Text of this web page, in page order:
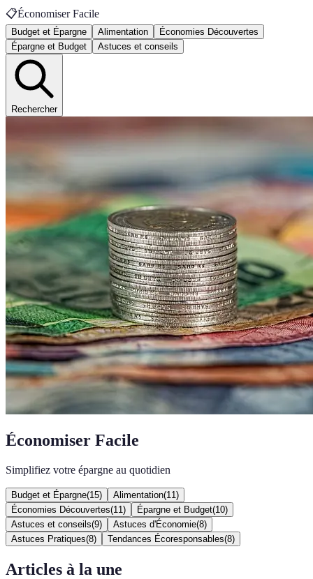
📋Économiser Facile
Budget et Épargne Alimentation
Économies Découvertes
Épargne et Budget
Astuces et conseils
Rechercher
Économiser Facile
Simplifiez votre épargne au quotidien
Budget et Épargne(15) Alimentation(11 )
Économies Découvertes(11 ) Épargne et Budget(10)
Astuces et conseils(9) Astuces d'Économie(8)
Astuces Pratiques(8) Tendances Écoresponsables(8)
Articles à la une